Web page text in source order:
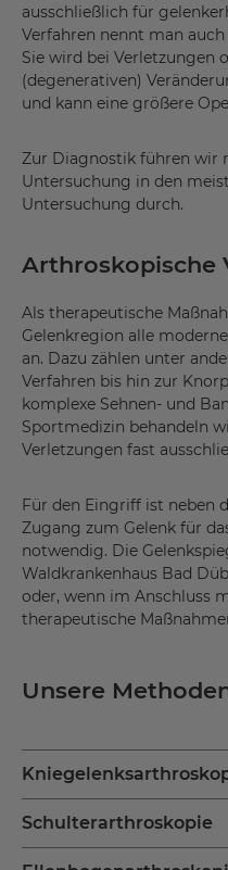
ausschließlich für
Verfahren nennt man
Sie wird bei Verletzungen
(degenerativen)
und kann eine größere
Zur Diagnostik führen wir
Untersuchung in den
Untersuchung durch.
Arthroskopische
Als therapeutische
Gelenkregion alle
an. Dazu zählen unter
Verfahren bis hin zur
komplexe Sehnen- und
Sportmedizin behandeln
Verletzungen fast
Für den Eingriff ist neben
Zugang zum Gelenk für
notwendig. Die
Waldkrankenhaus Bad
oder, wenn im Anschluss
therapeutische
Unsere
Die Arthroskopie des
verbreitete
Schulterarthroskopie